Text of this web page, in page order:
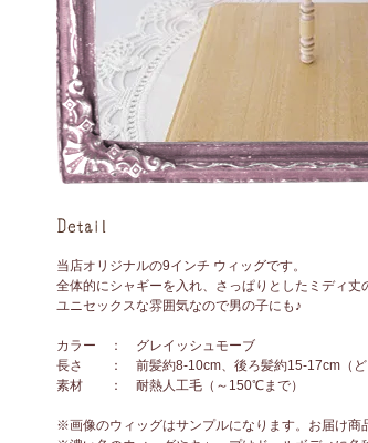
当店オリジナルの9インチ ウィッグです。
全体的にシャギーを入れ、さっぱりとしたミディ丈
ユニセックスな雰囲気なので男の子にも♪
カラー ： グレイッシュモーブ
長さ ： 前髪約8-10cm、後ろ髪約15-17cm（ど
素材 ： 耐熱人工毛（～150℃まで）
※画像のウィッグはサンプルになります。お届け商